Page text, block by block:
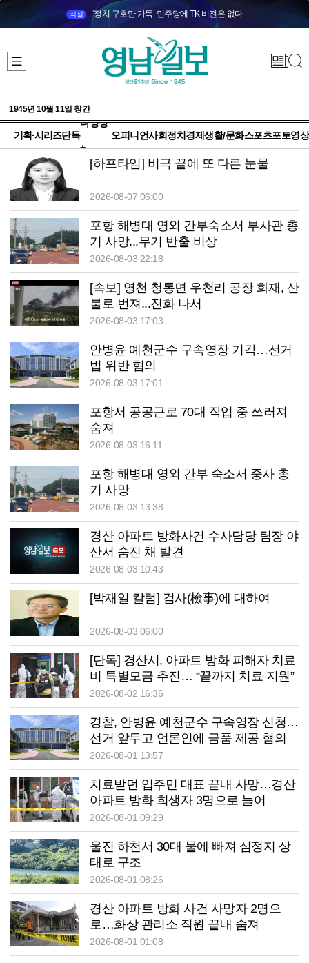
직설 ‘정치 구호만 가득’ 민주당에 TK 비전은 없다
1945년 10월 11일 창간
기획·시리즈단독
다양성
+
오피니언사회정치 경제생활/문화스포츠포토영상
[하프타임] 비극 끝에 또 다른 눈물
2026-08-07 06:00
포항 해병대 영외 간부숙소서 부사관 총
기 사망...무기 반출 비상
2026-08-03 22:18
[속보] 영천 청통면 우천리 공장 화재, 산
불로 번져...진화 나서
2026-08-03 17:03
안병윤 예천군수 구속영장 기각…선거
법 위반 혐의
2026-08-03 17:01
포항서 공공근로 70대 작업 중 쓰러져
숨져
2026-08-03 16:11
포항 해병대 영외 간부 숙소서 중사 총
기 사망
2026-08-03 13:38
경산 아파트 방화사건 수사담당 팀장 야
산서 숨진 채 발견
2026-08-03 10:43
[박재일 칼럼] 검사(檢事)에 대하여
2026-08-03 06:00
[단독] 경산시, 아파트 방화 피해자 치료
비 특별모금 추진… “끝까지 치료 지원”
2026-08-02 16:36
경찰, 안병윤 예천군수 구속영장 신청…
선거 앞두고 언론인에 금품 제공 혐의
2026-08-01 13:57
치료받던 입주민 대표 끝내 사망…경산
아파트 방화 희생자 3명으로 늘어
2026-08-01 09:29
울진 하천서 30대 물에 빠져 심정지 상
태로 구조
2026-08-01 08:26
경산 아파트 방화 사건 사망자 2명으
로…화상 관리소 직원 끝내 숨져
2026-08-01 01:08